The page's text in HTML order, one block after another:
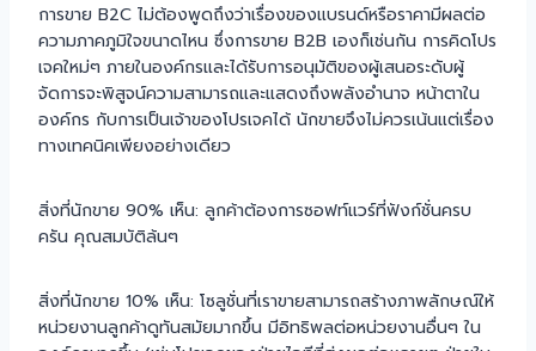
การขาย B2C ไม่ต้องพูดถึงว่าเรื่องของแบรนด์หรือราคามีผลต่อ
ความภาคภูมิใจขนาดไหน ซึ่งการขาย B2B เองก็เช่นกัน การคิดโปร
เจคใหม่ๆ ภายในองค์กรและได้รับการอนุมัติของผู้เสนอระดับผู้
จัดการจะพิสูจน์ความสามารถและแสดงถึงพลังอำนาจ หน้าตาใน
องค์กร กับการเป็นเจ้าของโปรเจคได้ นักขายจึงไม่ควรเน้นแต่เรื่อง
ทางเทคนิคเพียงอย่างเดียว
สิ่งที่นักขาย 90% เห็น: ลูกค้าต้องการซอฟท์แวร์ที่ฟังก์ชั่นครบ
ครัน คุณสมบัติล้นๆ
สิ่งที่นักขาย 10% เห็น: โซลูชั่นที่เราขายสามารถสร้างภาพลักษณ์ให้
หน่วยงานลูกค้าดูทันสมัยมากขึ้น มีอิทธิพลต่อหน่วยงานอื่นๆ ใน